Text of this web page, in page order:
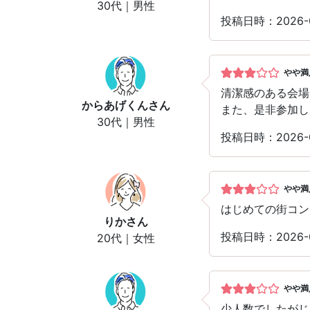
30代｜男性
投稿日時：
からあげくんさん
30代｜男性
やや
清潔感のある会
また、是非参加
投稿日時：
りかさん
20代｜女性
やや
はじめての街コ
投稿日時：2026-
やや